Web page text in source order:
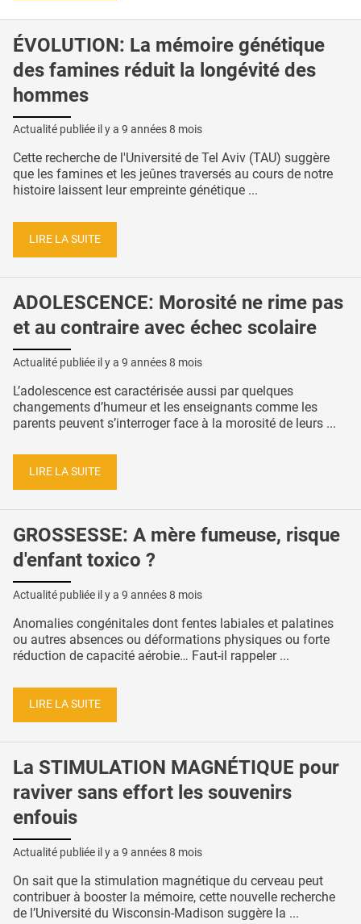
ÉVOLUTION: La mémoire génétique
des famines réduit la longévité des
hommes
Actualité publiée il y a 9 années 8 mois
Cette recherche de l'Université de Tel Aviv (TAU) suggère
que les famines et les jeûnes traversés au cours de notre
histoire laissent leur empreinte génétique ...
LIRE LA SUITE
ADOLESCENCE: Morosité ne rime pas
et au contraire avec échec scolaire
Actualité publiée il y a 9 années 8 mois
L’adolescence est caractérisée aussi par quelques
changements d’humeur et les enseignants comme les
parents peuvent s’interroger face à la morosité de leurs ...
LIRE LA SUITE
GROSSESSE: A mère fumeuse, risque
d'enfant toxico ?
Actualité publiée il y a 9 années 8 mois
Anomalies congénitales dont fentes labiales et palatines
ou autres absences ou déformations physiques ou forte
réduction de capacité aérobie… Faut-il rappeler ...
LIRE LA SUITE
La STIMULATION MAGNÉTIQUE pour
raviver sans effort les souvenirs
enfouis
Actualité publiée il y a 9 années 8 mois
On sait que la stimulation magnétique du cerveau peut
contribuer à booster la mémoire, cette nouvelle recherche
de l’Université du Wisconsin-Madison suggère la ...